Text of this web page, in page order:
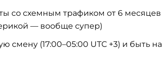
со схемным трафиком от 6 месяцев
— вообще супер)
смену (17:00–05:00 UTC +3) и быть на